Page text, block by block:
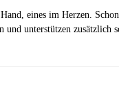
eines im Herzen.
unterstützen zusätzlich